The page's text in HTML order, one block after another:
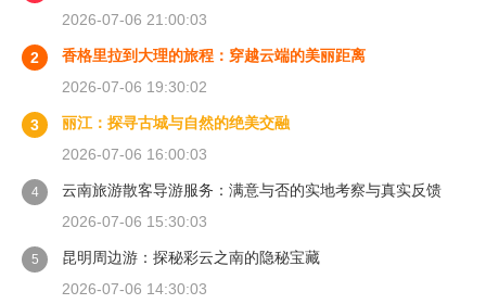
2026-07-06 21:00:03
2
香格里拉到大理的旅程：穿越云端的美丽距离
2026-07-06 19:30:02
3
丽江：探寻古城与自然的绝美交融
2026-07-06 16:00:03
4
云南旅游散客导游服务：满意与否的实地考察与真实反馈
2026-07-06 15:30:03
5
昆明周边游：探秘彩云之南的隐秘宝藏
2026-07-06 14:30:03